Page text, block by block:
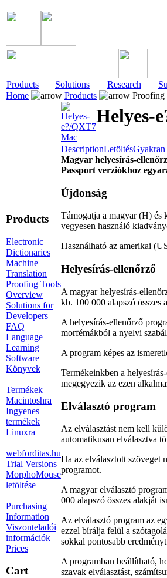
Products Solutions Research
Home
Products Proofing
Products
Electronic
Dictionaries
Machine
Translation
Proofing Tools
Overview
Solutions for
Developers
FAQ
Language
Learning
Software
Könyvek
Termékek
Macintoshra
Ingyenes
termékek
Linuxra
webforditas.hu
Trial Versions
MorphoMouse
letöltése
Purchasing
Information
Viszonteladói
információk
Prices
Cart
Helyes-
DescriptionLetöltésGyakran
Magyar helyesírás-
Passport verziókhoz
Újdonság
Támogatja a magyar (H) és
vegyesen használó
Használható az amerikai
Helyesírás-ellenőrző
A magyar helyesírás-
kb. 100 000 alapszó
A helyesírás-ellenőrző
morfémákból a nyelvi
A program képes az
Termékeinkben a
megegyezik az ezen
Elválasztó program
Az elválasztást nem kell
automatikusan elválasztva
Ha az elválasztott szöveget
programot.
A magyar elválasztó
000 alapszó összes alakját
Az elválasztó program az
ezzel bírálja felül a
sokkal pontosabb
A programban beállítható,
szavak elválasztást,